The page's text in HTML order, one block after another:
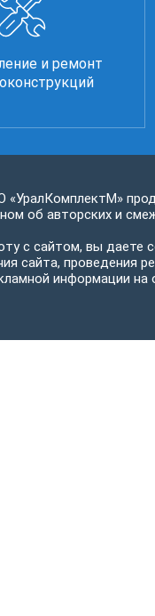
и ремонт
«УралКомплектМ»
об авторских и
с сайтом, вы даете
сайта, проведения
информации на